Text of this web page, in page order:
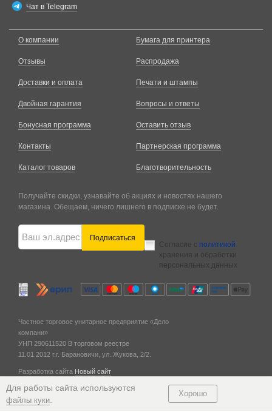
Чат в Telegram
О компании
Отзывы
Доставки и оплата
Двойная гарантия
Бонусная программа
Контакты
Каталог товаров
Бумага для принтера
Распродажа
Печати и штампы
Вопросы и ответы
Оставить отзыв
Партнерская программа
Благотворительность
Получайте скидки, узнавайте об акциях и новостях нашего
магазина. Обещаем, ничего лишнего в подписке не будет.
Подписаться
Согласие с политикой
хранения и обработки
персональных данных
Частное торговое унитарное предприятие «Дело
компани»
УНП 290611520 В торговом реестре
11.01.2012 г. г. Барановичи, ул. Жукова, 2/2.
Разработка сайта Новый сайт
Для работы сайта используются
файлы куки
Хорошо